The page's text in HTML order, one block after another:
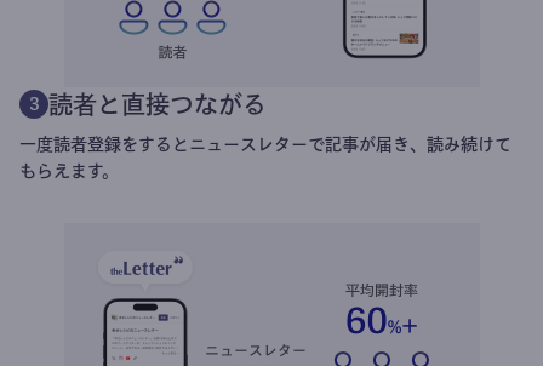
3 読者と直接つながる
一度読者登録をするとニュースレターで記事が届き、読み続けて
もらえます。